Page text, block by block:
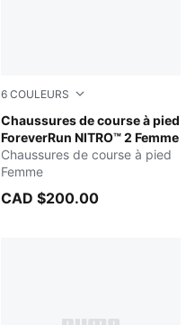
6 COULEURS
Chaussures de course à pied
ForeverRun NITRO™ 2 Femme
Jasmine Flower-PUMA Silver
Chaussures de course à pied
Femme
CAD $200.00